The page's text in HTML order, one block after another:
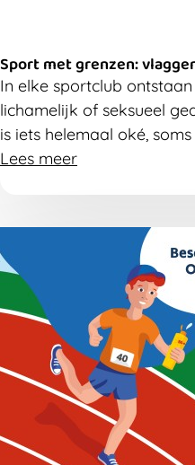
Sport met grenzen:
In elke sportclub
lichamelijk of seksueel
is iets helemaal oké,
gaat iemand echt over
Lees meer